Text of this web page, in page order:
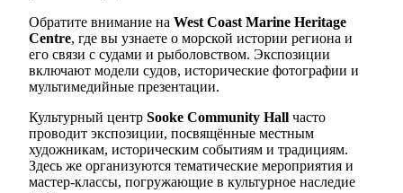
Обратите внимание на West Coast Marine Heritage
Centre, где вы узнаете о морской истории региона и
его связи с судами и рыболовством. Экспозиции
включают модели судов, исторические фотографии и
мультимедийные презентации.
Культурный центр Sooke Community Hall часто
проводит экспозиции, посвящённые местным
художникам, историческим событиям и традициям.
Здесь же организуются тематические мероприятия и
мастер-классы, погружающие в культурное наследие